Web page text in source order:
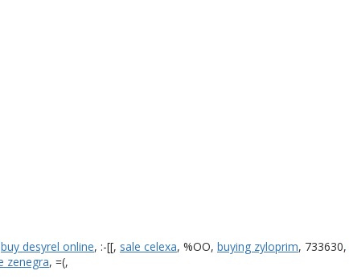
buy desyrel online, :-[[, sale celexa, %OO, buying zyloprim, 733630,
zenegra, =(,